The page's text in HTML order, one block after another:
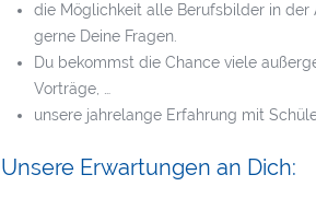
die Möglichkeit alle Berufsbilder in
gerne Deine Fragen.
Du bekommst die Chance viele
Vorträge, …
unsere jahrelange Erfahrung mit
Unsere Erwartungen an Dich: